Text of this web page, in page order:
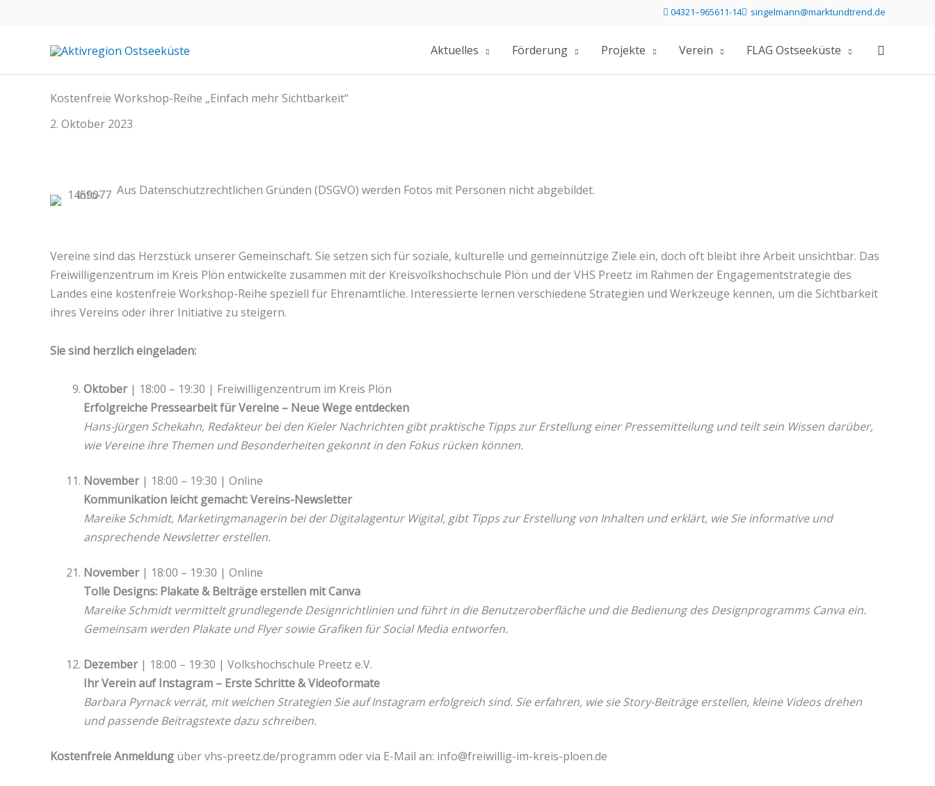
Telefonummer 04321 96561114 direkt anrufen
04321–965611-14Mailprogramm öffnen und Mail an
singelmann@marktundtrend.de
Aktuelles Förderung Projekte Verein FLAG Ostseeküste
Kostenfreie Workshop-Reihe „Einfach mehr Sichtbarkeit“
2. Oktober 2023
Aus Datenschutzrechtlichen Gründen (DSGVO) werden Fotos mit Personen nicht abgebildet.
Vereine sind das Herzstück unserer Gemeinschaft. Sie setzen sich für soziale, kulturelle und gemeinnützige Ziele ein, doch oft bleibt ihre Arbeit unsichtbar. Das
Freiwilligenzentrum im Kreis Plön entwickelte zusammen mit der Kreisvolkshochschule Plön und der VHS Preetz im Rahmen der Engagementstrategie des
Landes eine kostenfreie Workshop-Reihe speziell für Ehrenamtliche. Interessierte lernen verschiedene Strategien und Werkzeuge kennen, um die Sichtbarkeit
ihres Vereins oder ihrer Initiative zu steigern.
Sie sind herzlich eingeladen:
Oktober| 18:00 – 19:30 | Freiwilligenzentrum im Kreis Plön
Erfolgreiche Pressearbeit für Vereine – Neue Wege entdecken
Hans-Jürgen Schekahn, Redakteur bei den Kieler Nachrichten gibt praktische Tipps zur Erstellung einer Pressemitteilung und teilt sein Wissen darüber,
wie Vereine ihre Themen und Besonderheiten gekonnt in den Fokus rücken können.
November| 18:00 – 19:30 | Online
Kommunikation leicht gemacht: Vereins-Newsletter
Mareike Schmidt, Marketingmanagerin bei der Digitalagentur Wigital, gibt Tipps zur Erstellung von Inhalten und erklärt, wie Sie informative und
ansprechende Newsletter erstellen.
November| 18:00 – 19:30 | Online
Tolle Designs: Plakate & Beiträge erstellen mit Canva
Mareike Schmidt vermittelt grundlegende Designrichtlinien und führt in die Benutzeroberfläche und die Bedienung des Designprogramms Canva ein.
Gemeinsam werden Plakate und Flyer sowie Grafiken für Social Media entworfen.
Dezember| 18:00 – 19:30 | Volkshochschule Preetz e.V.
Ihr Verein auf Instagram – Erste Schritte & Videoformate
Barbara Pyrnack verrät, mit welchen Strategien Sie auf Instagram erfolgreich sind. Sie erfahren, wie sie Story-Beiträge erstellen, kleine Videos drehen
und passende Beitragstexte dazu schreiben.
Kostenfreie Anmeldung über vhs-preetz.de/programm oder via E-Mail an: info@freiwillig-im-kreis-ploen.de